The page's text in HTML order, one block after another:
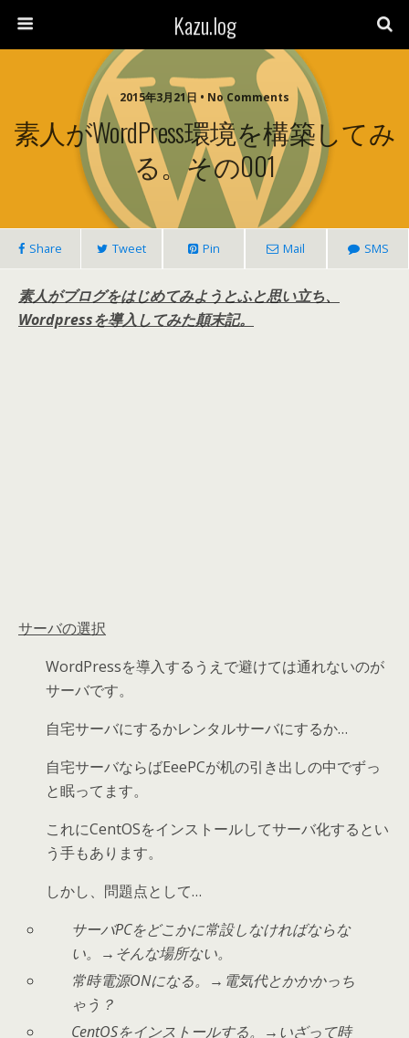
Kazu.log
2015年3月21日 • No Comments
素人がWordPress環境を構築してみ
る。その001
Share Tweet Pin Mail SMS
素人がブログをはじめてみようとふと思い立ち、
Wordpressを導入してみた顛末記。
サーバの選択
WordPressを導入するうえで避けては通れないのが
サーバです。
自宅サーバにするかレンタルサーバにするか…
自宅サーバならばEeePCが机の引き出しの中でずっ
と眠ってます。
これにCentOSをインストールしてサーバ化するとい
う手もあります。
しかし、問題点として…
サーバPCをどこかに常設しなければならな
い。→そんな場所ない。
常時電源ONになる。→電気代とかかかっち
ゃう？
CentOSをインストールする。→いざって時